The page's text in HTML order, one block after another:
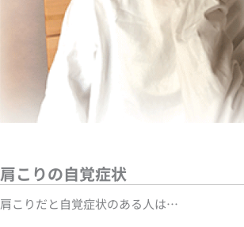
肩こりの自覚症状
肩こりだと自覚症状のある人は…